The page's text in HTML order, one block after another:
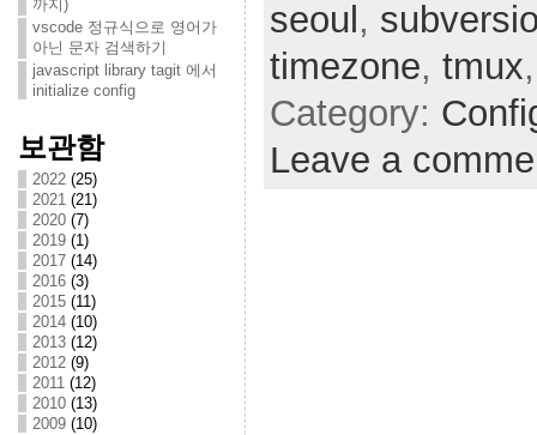
까지)
vscode 정규식으로 영어가
아닌 문자 검색하기
javascript library tagit 에서
initialize config
보관함
2022(25)
2021(21)
2020(7)
2019(1)
2017(14)
2016(3)
2015(11)
2014(10)
2013(12)
2012(9)
2011(12)
2010(13)
2009(10)
seoul,
timezone, tmux
Category:
Leave a